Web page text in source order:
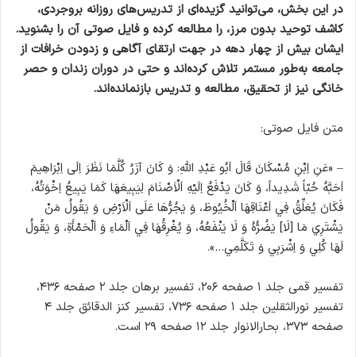
در این بخش، می‌توانید گزیده‌ای از تدریس‌های روزانه بروجردی،
کاشف توحید بدون مرز، را مطالعه کرده و فایل صوتی آن را بشنوید.
ایشان بیش از چهار دهه در جهت ارتقای آگاهی و زدودن خرافات از
جامعه به‌طور مستمر تلاش کرده‌اند و حتی در دوران زندان و حصر
خانگی نیز از تحقیق، مطالعه و تدریس بازنمانده‌اند.
متن فایل صوتی:
– «عَنِ اِبْنِ مُسْكَانَ قَالَ اَبُو عَبْدِ اللهِ: وَ كَانَ آزَرُ كُلَّمَا نَظَرَ اِلَى اِبْرَاهِيمَ
اَحَبَّهُ حُبّاً شَدِيداً، وَ كَانَ يَدْفَعُ اِلَيْهِ اَلْاَصْنَامَ لِيَبِيعَهَا كَمَا يَبِيعُ اِخْوَتُهُ،
فَكَانَ يُعَلِّقُ فِي اَعْنَاقِهَا اَلْخُيُوطَ، وَ يَجُرُّهَا عَلَى اَلْاَرْضِ وَ يَقُولُ مَنْ
يَشْتَرِي مَا [لَا] يَضُرُّهُ وَ لَا يَنْفَعُهُ، وَ يُغْرِقُهَا فِي اَلْمَاءِ وَ اَلْحَمْأَةِ، وَ يَقُولُ
لَهَا كُلِي وَ اِشْرَبِي وَ تَكَلَّمِي…».
تفسیر قمی جلد ۱ صفحه ۲۰۶، تفسیر برهان جلد ۲ صفحه ۴۳۶،
تفسیر نورالثقلین جلد ۱ صفحه ۷۳۶، تفسیر کنز الدقائق جلد ۴
صفحه ۳۷۳، بحارالانوار جلد ۱۲ صفحه ۲۹ است.